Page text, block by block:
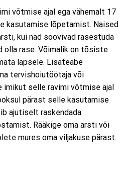
võtmise ajal ega vähemalt 17
kasutamise lõpetamist. Naised
kui nad soovivad rasestuda
olla rase. Võimalik on tõsiste
lapsele. Lisateabe
tervishoiutöötaja või
imikut selle ravimi võtmise ajal
pärast selle kasutamise
ajutiselt raskendada
Rääkige oma arsti või
mures oma viljakuse pärast.